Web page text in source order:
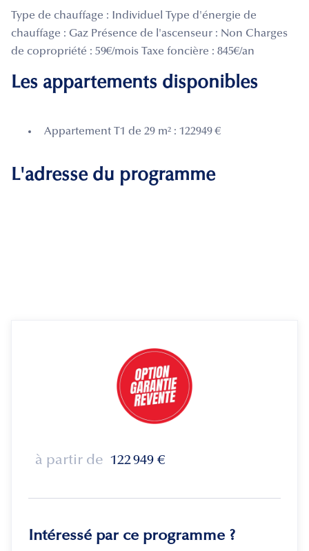
Type de chauffage : Individuel Type d'énergie de
chauffage : Gaz Présence de l'ascenseur : Non Charges
de copropriété : 59€/mois Taxe foncière : 845€/an
Les appartements disponibles
Appartement T1 de 29 m² : 122949 €
L'adresse du programme
à partir de 122 949 €
Intéressé par ce programme ?